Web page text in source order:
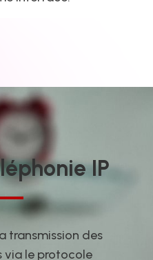
IP
transmission des
via le protocole